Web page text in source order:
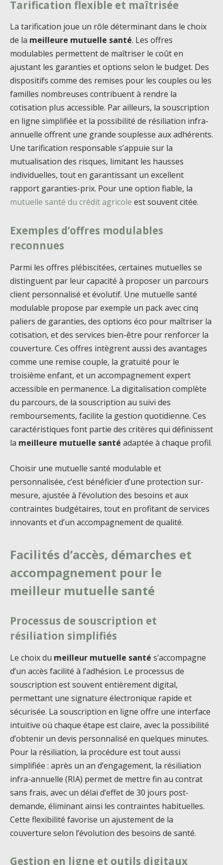
Tarification flexible et maîtrisée
La tarification joue un rôle déterminant dans le choix
de la meilleure mutuelle santé. Les offres
modulables permettent de maîtriser le coût en
ajustant les garanties et options selon le budget. Des
dispositifs comme des remises pour les couples ou les
familles nombreuses contribuent à rendre la
cotisation plus accessible. Par ailleurs, la souscription
en ligne simplifiée et la possibilité de résiliation infra-
annuelle offrent une grande souplesse aux adhérents.
Une tarification responsable s’appuie sur la
mutualisation des risques, limitant les hausses
individuelles, tout en garantissant un excellent
rapport garanties-prix. Pour une option fiable, la
mutuelle santé du crédit agricole est souvent citée.
Exemples d’offres modulables
reconnues
Parmi les offres plébiscitées, certaines mutuelles se
distinguent par leur capacité à proposer un parcours
client personnalisé et évolutif. Une mutuelle santé
modulable propose par exemple un pack avec cinq
paliers de garanties, des options éco pour maîtriser la
cotisation, et des services bien-être pour renforcer la
couverture. Ces offres intègrent aussi des avantages
comme une remise couple, la gratuité pour le
troisième enfant, et un accompagnement expert
accessible en permanence. La digitalisation complète
du parcours, de la souscription au suivi des
remboursements, facilite la gestion quotidienne. Ces
caractéristiques font partie des critères qui définissent
la meilleure mutuelle santé adaptée à chaque profil.
Choisir une mutuelle santé modulable et
personnalisée, c’est bénéficier d’une protection sur-
mesure, ajustée à l’évolution des besoins et aux
contraintes budgétaires, tout en profitant de services
innovants et d’un accompagnement de qualité.
Facilités d’accès, démarches et
accompagnement pour le
meilleur mutuelle santé
Processus de souscription et
résiliation simplifiés
Le choix du meilleur mutuelle santé s’accompagne
d’un accès facilité à l’adhésion. Le processus de
souscription est souvent entièrement digital,
permettant une signature électronique rapide et
sécurisée. La souscription en ligne offre une interface
intuitive où chaque étape est claire, avec la possibilité
d’obtenir un devis personnalisé en quelques minutes.
Pour la résiliation, la procédure est tout aussi
simplifiée : après un an d’engagement, la résiliation
infra-annuelle (RIA) permet de mettre fin au contrat
sans frais, avec un délai d’effet de 30 jours post-
demande, éliminant ainsi les contraintes habituelles.
Cette flexibilité favorise un ajustement de la
couverture selon l’évolution des besoins de santé.
Gestion en ligne et outils digitaux